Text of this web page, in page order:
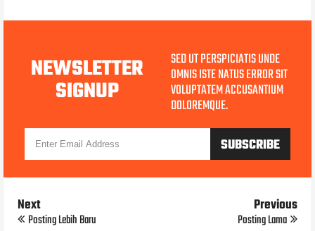
NEWSLETTER
SIGNUP
SED UT PERSPICIATIS UNDE
OMNIS ISTE NATUS ERROR SIT
VOLUPTATEM ACCUSANTIUM
DOLOREMQUE.
Next
Posting Lebih Baru
Previous
Posting Lama